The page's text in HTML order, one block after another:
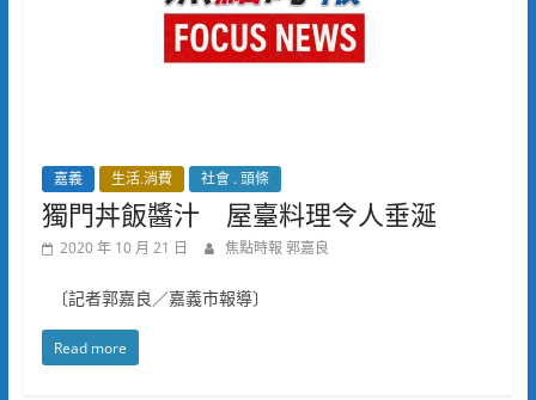
嘉義 生活.消費 社會 . 頭條
獨門丼飯醬汁 屋臺料理令人垂涎
2020 年 10 月 21 日 焦點時報 郭嘉良
〔記者郭嘉良／嘉義市報導〕
Read more